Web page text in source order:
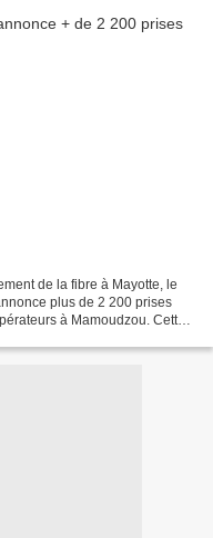
de la fibre à Mayotte, le
plus de 2 200 prises
à Mamoudzou. Cette